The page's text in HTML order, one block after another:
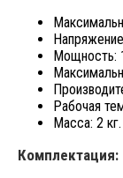
Мощность:
Рабочая
Масса: 2 кг.
Комплектация: